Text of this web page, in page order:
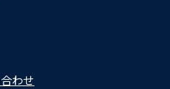
わせ